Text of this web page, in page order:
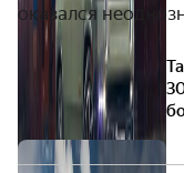
оказался